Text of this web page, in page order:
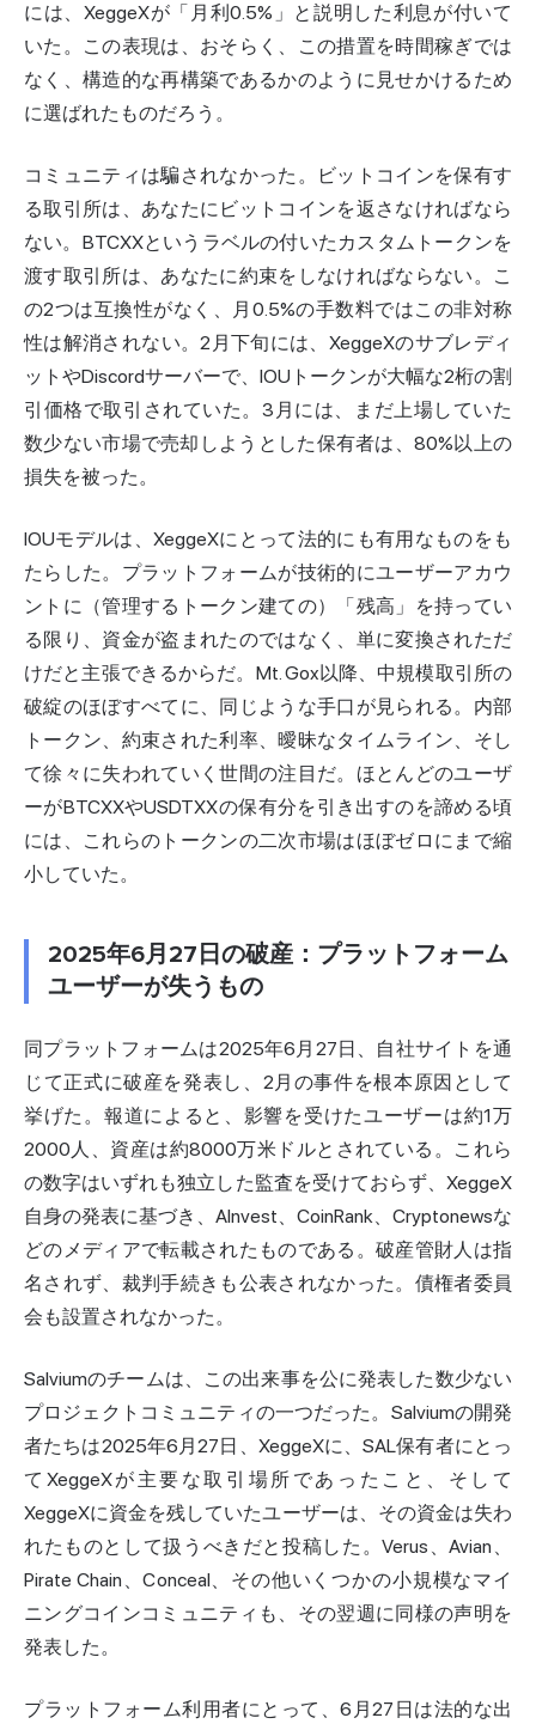
には、XeggeXが「月利0.5%」と説明した利息が付いて
いた。この表現は、おそらく、この措置を時間稼ぎでは
なく、構造的な再構築であるかのように見せかけるため
に選ばれたものだろう。
コミュニティは騙されなかった。ビットコインを保有す
る取引所は、あなたにビットコインを返さなければなら
ない。BTCXXというラベルの付いたカスタムトークンを
渡す取引所は、あなたに約束をしなければならない。こ
の2つは互換性がなく、月0.5%の手数料ではこの非対称
性は解消されない。2月下旬には、XeggeXのサブレディ
ットやDiscordサーバーで、IOUトークンが大幅な2桁の割
引価格で取引されていた。3月には、まだ上場していた
数少ない市場で売却しようとした保有者は、80%以上の
損失を被った。
IOUモデルは、XeggeXにとって法的にも有用なものをも
たらした。プラットフォームが技術的にユーザーアカウ
ントに（管理するトークン建ての）「残高」を持ってい
る限り、資金が盗まれたのではなく、単に変換されただ
けだと 主張できるからだ。Mt. Gox以降、中規模取引所の
破綻のほぼすべてに、同じような手口が見られる。内部
トークン、約束された利率、曖昧なタイムライン、そし
て徐々に失われていく世間の注目だ。ほとんどのユーザ
ーがBTCXXやUSDTXXの保有分を引き出すのを諦める頃
には、これらのトークンの二次市場はほぼゼロにまで縮
小していた。
2025年6月27日の破産：プラットフォーム
ユーザーが失うもの
同プラットフォームは2025年6月27日、自社サイトを通
じて正式に破産を発表し、2月の事件を根本原因として
挙げた。報道によると、影響を受けたユーザーは約1万
2000人、資産は約8000万米ドルとされている。これら
の数字はいずれも独立した監査を受けておらず、XeggeX
自身の発表に基づき、AInvest、CoinRank、Cryptonewsな
どのメディアで転載されたものである。破産管財人は指
名されず、裁判手続きも公表されなかった。債権者委員
会も設置されなかった。
Salviumのチームは、この出来事を公に発表した数少ない
プロジェクトコミュニティの一つだった。Salviumの開発
者たちは2025年6月27日、XeggeXに、SAL保有者にとっ
てXeggeXが主要な取引場所であったこと、そして
XeggeXに資金を残していたユーザーは、その資金は失わ
れたものとして扱うべきだと投稿した。Verus、Avian、
Pirate Chain、Conceal、その他いくつかの小規模なマイ
ニングコインコミュニティも、その翌週に同様の声明を
発表した。
プラットフォーム利用者にとって、6月27日は法的な出